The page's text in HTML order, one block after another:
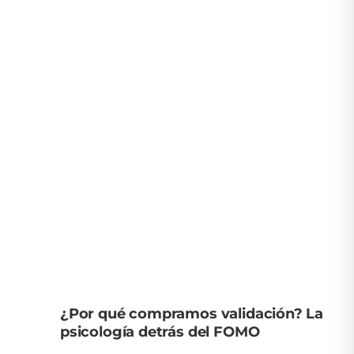
¿Por qué compramos validación? La
psicología detrás del FOMO